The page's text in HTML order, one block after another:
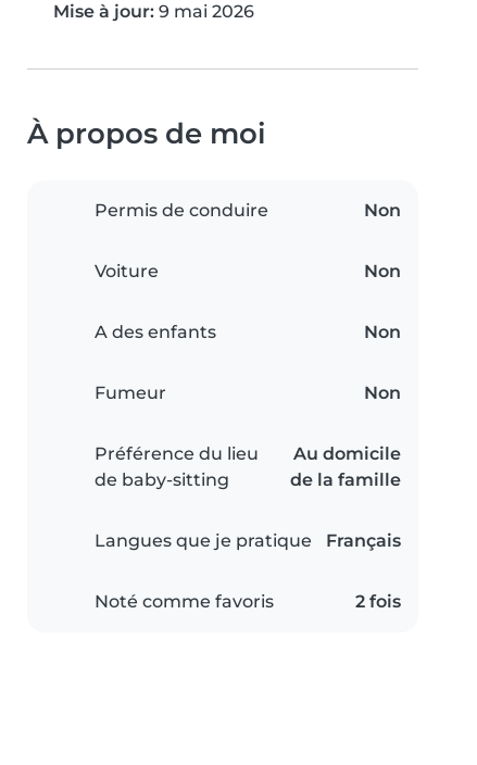
Mise à jour: 9 mai 2026
À propos de moi
Permis de conduire Non
Voiture Non
A des enfants Non
Fumeur Non
Préférence du lieu
de baby-sitting
Au domicile
de la famille
Langues que je pratique Français
Noté comme favoris 2 fois